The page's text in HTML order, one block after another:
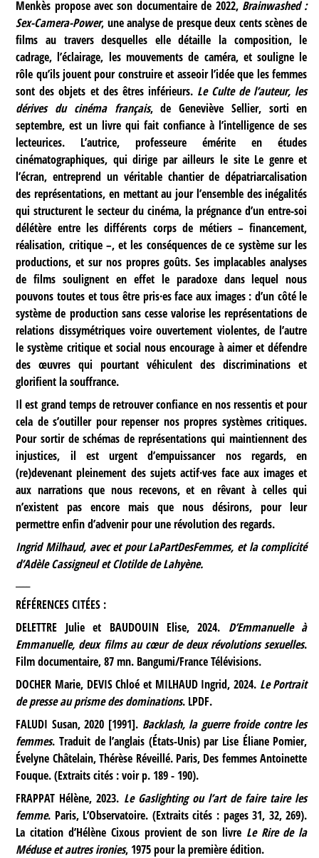
Menkès propose avec son documentaire de 2022, Brainwashed :
Sex-Camera-Power, une analyse de presque deux cents scènes de
films au travers desquelles elle détaille la composition, le
cadrage, l’éclairage, les mouvements de caméra, et souligne le
rôle qu’ils jouent pour construire et asseoir l’idée que les femmes
sont des objets et des êtres inférieurs. Le Culte de l’auteur, les
dérives du cinéma français, de Geneviève Sellier, sorti en
septembre, est un livre qui fait confiance à l’intelligence de ses
lecteurices. L’autrice, professeure émérite en études
cinématographiques, qui dirige par ailleurs le site Le genre et
l’écran, entreprend un véritable chantier de dépatriarcalisation
des représentations, en mettant au jour l’ensemble des inégalités
qui structurent le secteur du cinéma, la prégnance d’un entre-soi
délétère entre les différents corps de métiers – financement,
réalisation, critique –, et les conséquences de ce système sur les
productions, et sur nos propres goûts. Ses implacables analyses
de films soulignent en effet le paradoxe dans lequel nous
pouvons toutes et tous être pris·es face aux images : d’un côté le
système de production sans cesse valorise les représentations de
relations dissymétriques voire ouvertement violentes, de l’autre
le système critique et social nous encourage à aimer et défendre
des œuvres qui pourtant véhiculent des discriminations et
glorifient la souffrance.
Il est grand temps de retrouver confiance en nos ressentis et pour
cela de s’outiller pour repenser nos propres systèmes critiques.
Pour sortir de schémas de représentations qui maintiennent des
injustices, il est urgent d’empuissancer nos regards, en
(re)devenant pleinement des sujets actif·ves face aux images et
aux narrations que nous recevons, et en rêvant à celles qui
n’existent pas encore mais que nous désirons, pour leur
permettre enfin d’advenir pour une révolution des regards.
Ingrid Milhaud, avec et pour LaPartDesFemmes, et la complicité
d’Adèle Cassigneul et Clotilde de Lahyène.
RÉFÉRENCES CITÉES :
DELETTRE Julie et BAUDOUIN Elise, 2024. D’Emmanuelle à
Emmanuelle, deux films au cœur de deux révolutions sexuelles.
Film documentaire, 87 mn. Bangumi/France Télévisions.
DOCHER Marie, DEVIS Chloé et MILHAUD Ingrid, 2024. Le Portrait
de presse au prisme des dominations. LPDF.
FALUDI Susan, 2020 [1991]. Backlash, la guerre froide contre les
femmes. Traduit de l’anglais (États-Unis) par Lise Éliane Pomier,
Évelyne Châtelain, Thérèse Réveillé. Paris, Des femmes Antoinette
Fouque. (Extraits cités : voir p. 189 - 190).
FRAPPAT Hélène, 2023. Le Gaslighting ou l’art de faire taire les
femme. Paris, L’Observatoire. (Extraits cités : pages 31, 32, 269).
La citation d’Hélène Cixous provient de son livre Le Rire de la
Méduse et autres ironies, 1975 pour la première édition.